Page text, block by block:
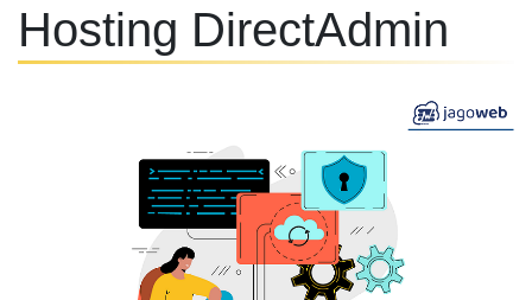
Hosting DirectAdmin